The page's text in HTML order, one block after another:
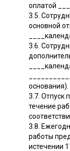
оплатой
3.5.
основной
3.6.
основания).
3.7. Отпуск
течение
3.8.
работы
истечении